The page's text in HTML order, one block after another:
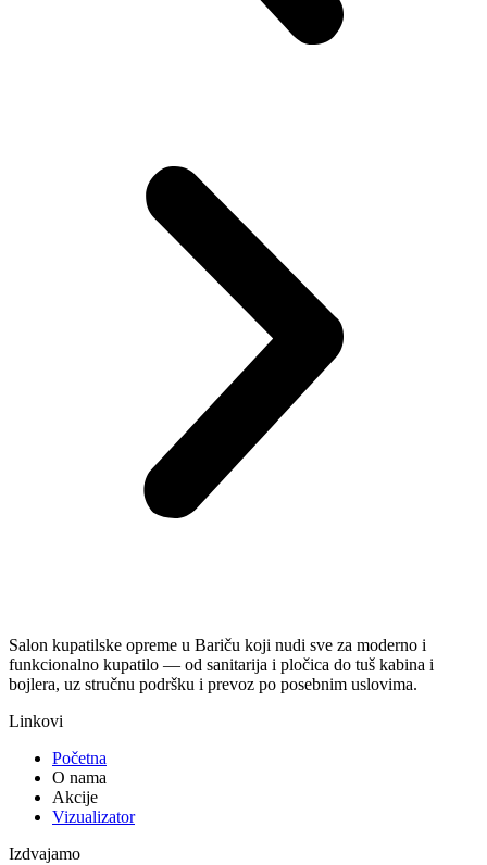
Salon kupatilske opreme u Bariču koji nudi sve za moderno i
funkcionalno kupatilo — od sanitarija i pločica do tuš kabina i
bojlera, uz stručnu podršku i prevoz po posebnim uslovima.
Linkovi
Početna
O nama
Akcije
Vizualizator
Izdvajamo